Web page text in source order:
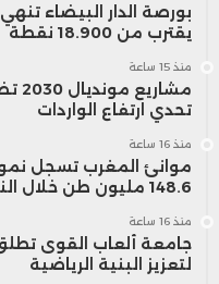
بورصة الدار البيضاء
يقترب من 18.900 نقطة
منذ 15 ساعة
تحدي ارتفاع الواردات
منذ 16 ساعة
موانئ المغرب تسجل نمواً
148.6 مليون طن خلال النصف الأول
منذ 16 ساعة
لتعزيز البنية الرياضية